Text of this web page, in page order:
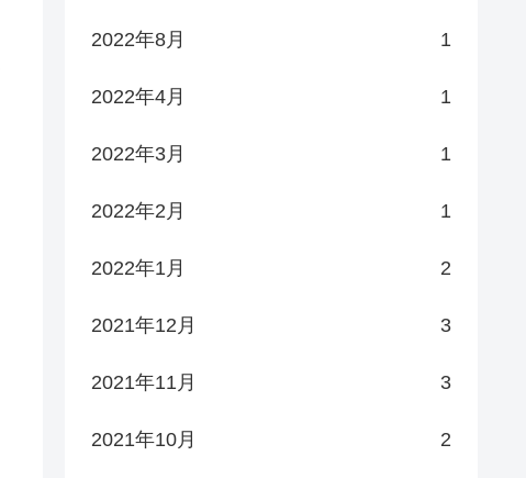
2022年8月 1
2022年4月 1
2022年3月 1
2022年2月 1
2022年1月 2
2021年12月 3
2021年11月 3
2021年10月 2